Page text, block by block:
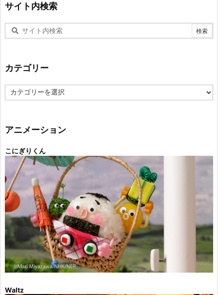
サイト内検索
カテゴリー
テ
ー
アニメーション
こにぎりくん
Waltz